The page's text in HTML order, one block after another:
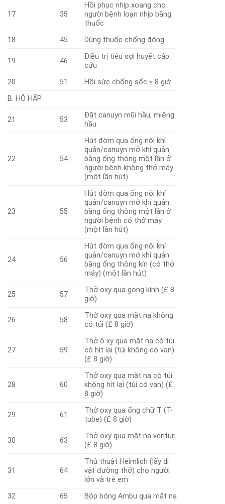
17 35
Hồi phục nhịp xoang cho
người bệnh loạn nhịp bằng
thuốc
18
45 Dùng thuốc chống đông
19 46
Điều trị tiêu sợi huyết cấp
cứu
20
51
Hồi sức chống sốc ≤ 8 giờ
B. HÔ HẤP
21 53
Đặt canuyn mũi hầu, miệng
hầu
22 54
Hút đờm qua ống nội khí
quản/canuyn mở khí quản
bằng ống thông một lần ở
người bệnh không thở máy
(một lần hút)
23 55
Hút đờm qua ống nội khí
quản/canuyn mở khí quản
bằng ống thông một lần ở
người bệnh có thở máy
(một lần hút)
24 56
Hút đờm qua ống nội khí
quản/canuyn mở khí quản
bằng ống thông kín (có thở
máy) (một lần hút)
25 57
Thở oxy qua gọng kính (£ 8
giờ)
26 58
Thở oxy qua mặt nạ không
có túi (£ 8 giờ)
27 59
Thở ô xy qua mặt nạ có túi
có hít lại (túi không có van)
(£ 8 giờ)
28 60
Thở oxy qua mặt nạ có túi
không hít lại (túi có van) (£
8 giờ)
29 61
Thở oxy qua ống chữ T (T-
tube) (£ 8 giờ)
30 63
Thở oxy qua mặt nạ venturi
(£ 8 giờ)
31 64
Thủ thuật Heimlich (lấy dị
vật đường thở) cho người
lớn và trẻ em
32
65
Bóp bóng Ambu qua mặt nạ